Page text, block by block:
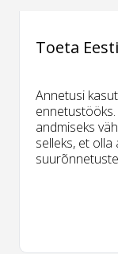
Toeta
Annetusi
andmiseks
selleks, et olla